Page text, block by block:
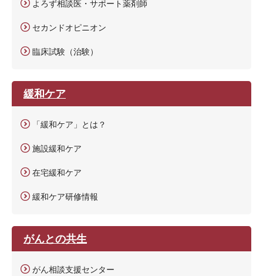
よろず相談医・サポート薬剤師
セカンドオピニオン
臨床試験（治験）
緩和ケア
「緩和ケア」とは？
施設緩和ケア
在宅緩和ケア
緩和ケア研修情報
がんとの共生
がん相談支援センター